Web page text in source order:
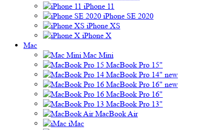
iPhone 11
iPhone SE 2020
iPhone XS
iPhone X
Mac
Mac Mini
MacBook Pro 15"
MacBook Pro 14" new
MacBook Pro 16" new
MacBook Pro 16"
MacBook Pro 13"
MacBook Air
iMac